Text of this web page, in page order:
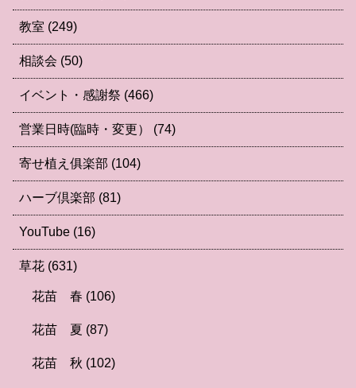
教室 (249)
相談会 (50)
イベント・感謝祭 (466)
営業日時(臨時・変更） (74)
寄せ植え俱楽部 (104)
ハーブ倶楽部 (81)
YouTube (16)
草花 (631)
花苗 春 (106)
花苗 夏 (87)
花苗 秋 (102)